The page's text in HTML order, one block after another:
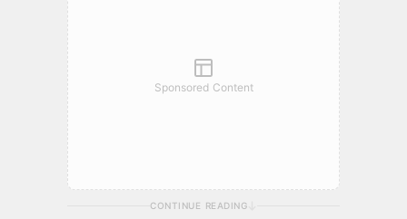
Sponsored Content
CONTINUE READING